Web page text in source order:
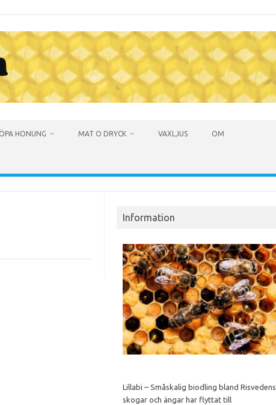
HONUNG MAT O DRYCK VAXLJUS OM
Information
Lillabi – Småskalig biodling bland Risvedens
skogar och ängar har flyttat till